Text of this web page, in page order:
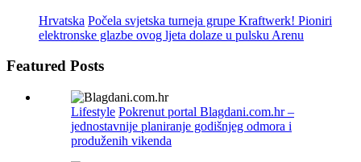
Hrvatska Počela svjetska turneja grupe Kraftwerk! Pioniri
elektronske glazbe ovog ljeta dolaze u pulsku Arenu
Featured Posts
Lifestyle Pokrenut portal Blagdani.com.hr –
jednostavnije planiranje godišnjeg odmora i
produženih vikenda